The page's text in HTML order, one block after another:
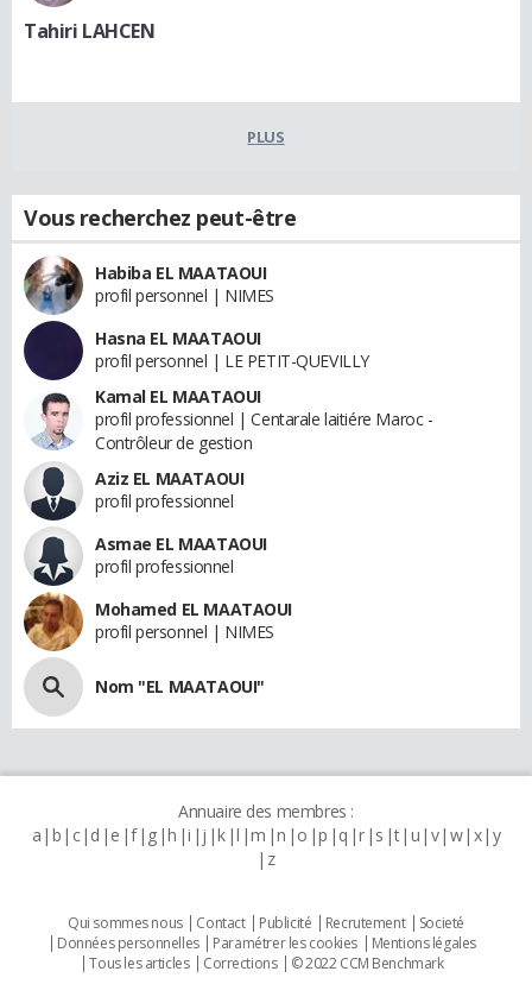
Tahiri LAHCEN
PLUS
Vous recherchez peut-être
Habiba EL MAATAOUI
profil personnel | NIMES
Hasna EL MAATAOUI
profil personnel | LE PETIT-QUEVILLY
Kamal EL MAATAOUI
profil professionnel | Centarale laitiére Maroc -
Contrôleur de gestion
Aziz EL MAATAOUI
profil professionnel
Asmae EL MAATAOUI
profil professionnel
Mohamed EL MAATAOUI
profil personnel | NIMES
Nom "EL MAATAOUI"
Annuaire des membres :
a b c d e f g h i j k l m n o p q r s t u v w x y
z
Qui sommes nous Contact Publicité Recrutement
Societé
Données personnelles
Paramétrer les cookies
Mentions légales
Tous les articles
Corrections © 2022 CCM Benchmark